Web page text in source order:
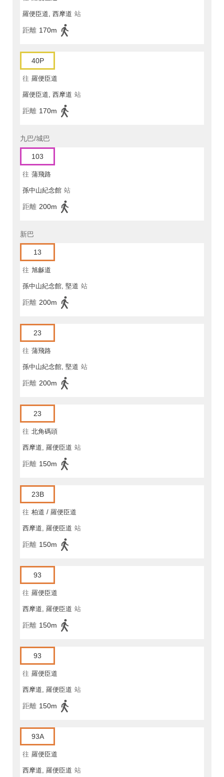
羅便臣道, 西摩道 站
距離 170m
40P
往 羅便臣道
羅便臣道, 西摩道 站
距離 170m
九巴/城巴
103
往 蒲飛路
孫中山紀念館 站
距離 200m
新巴
13
往 旭龢道
孫中山紀念館, 堅道 站
距離 200m
23
往 蒲飛路
孫中山紀念館, 堅道 站
距離 200m
23
往 北角碼頭
西摩道, 羅便臣道 站
距離 150m
23B
往 柏道 / 羅便臣道
西摩道, 羅便臣道 站
距離 150m
93
往 羅便臣道
西摩道, 羅便臣道 站
距離 150m
93
往 羅便臣道
西摩道, 羅便臣道 站
距離 150m
93A
往 羅便臣道
西摩道, 羅便臣道 站